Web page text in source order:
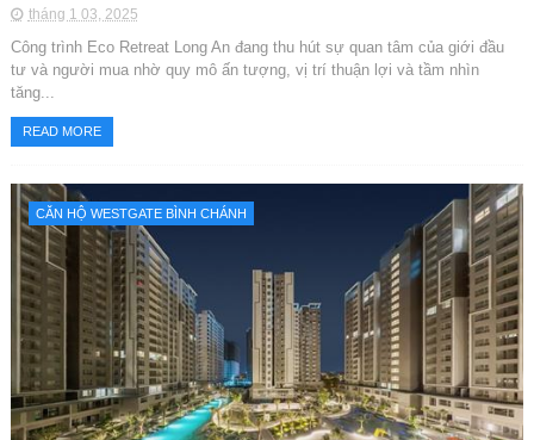
tháng 1 03, 2025
Công trình Eco Retreat Long An đang thu hút sự quan tâm của giới đầu
tư và người mua nhờ quy mô ấn tượng, vị trí thuận lợi và tầm nhìn
tăng...
READ MORE
CĂN HỘ WESTGATE BÌNH CHÁNH